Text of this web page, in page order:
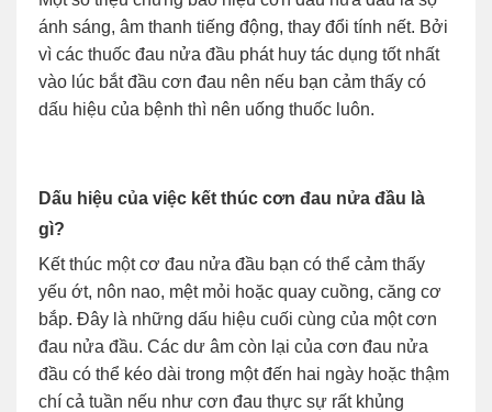
ánh sáng, âm thanh tiếng động, thay đổi tính nết. Bởi
vì các thuốc đau nửa đầu phát huy tác dụng tốt nhất
vào lúc bắt đầu cơn đau nên nếu bạn cảm thấy có
dấu hiệu của bệnh thì nên uống thuốc luôn.
Dấu hiệu của việc kết thúc cơn đau nửa đầu là
gì?
Kết thúc một cơ đau nửa đầu bạn có thể cảm thấy
yếu ớt, nôn nao, mệt mỏi hoặc quay cuồng, căng cơ
bắp. Đây là những dấu hiệu cuối cùng của một cơn
đau nửa đầu. Các dư âm còn lại của cơn đau nửa
đầu có thể kéo dài trong một đến hai ngày hoặc thậm
chí cả tuần nếu như cơn đau thực sự rất khủng